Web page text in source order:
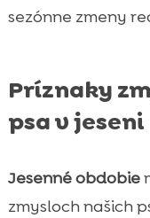
sezónne zmeny
Príznaky
psa v jeseni
Jesenné obdobie
zmysloch našich